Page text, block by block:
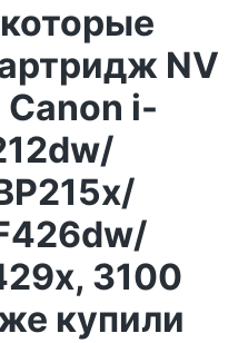
NV
i-
3100
купили